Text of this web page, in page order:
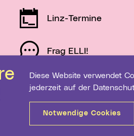
Diese Website verwendet Cookies. Bitte wählen Sie Ihre gewünschten Einstellungen. Diese können Sie
jederzeit auf der
Notwendige Cookies
Linz-Termine
Frag ELLI!
Schau auf Linz